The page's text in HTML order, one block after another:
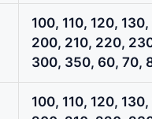
100, 110, 120,
200, 210, 220,
300, 350, 60, 70,
100, 110, 120,